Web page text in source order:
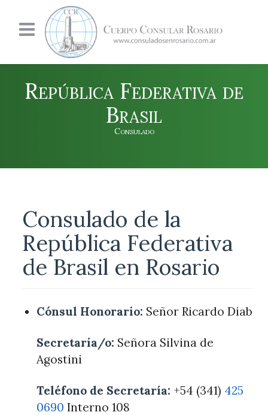
República Federativa de
Brasil
Consulado
Consulado de la
República Federativa
de Brasil en Rosario
Cónsul Honorario: Señor Ricardo Diab
Secretaria/o: Señora Silvina de
Agostini
Teléfono de Secretaría: +54 (341) 425
0690 Interno 108